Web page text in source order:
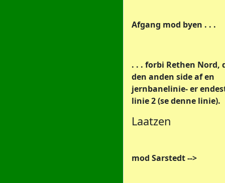
Afgang mod byen . . .
. . . forbi Rethen Nord,
den anden side af en
jernbanelinie- er
linie 2 (se denne linie).
Laatzen
mod Sarstedt -->